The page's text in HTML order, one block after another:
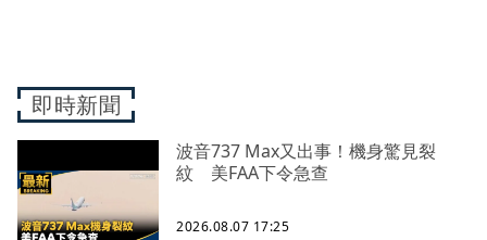
即時新聞
波音737 Max又出事！機身驚見裂
紋 美FAA下令急查
2026.08.07 17:25